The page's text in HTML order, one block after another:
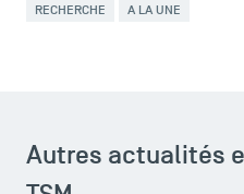
RECHERCHE A LA UNE
Autres actualités